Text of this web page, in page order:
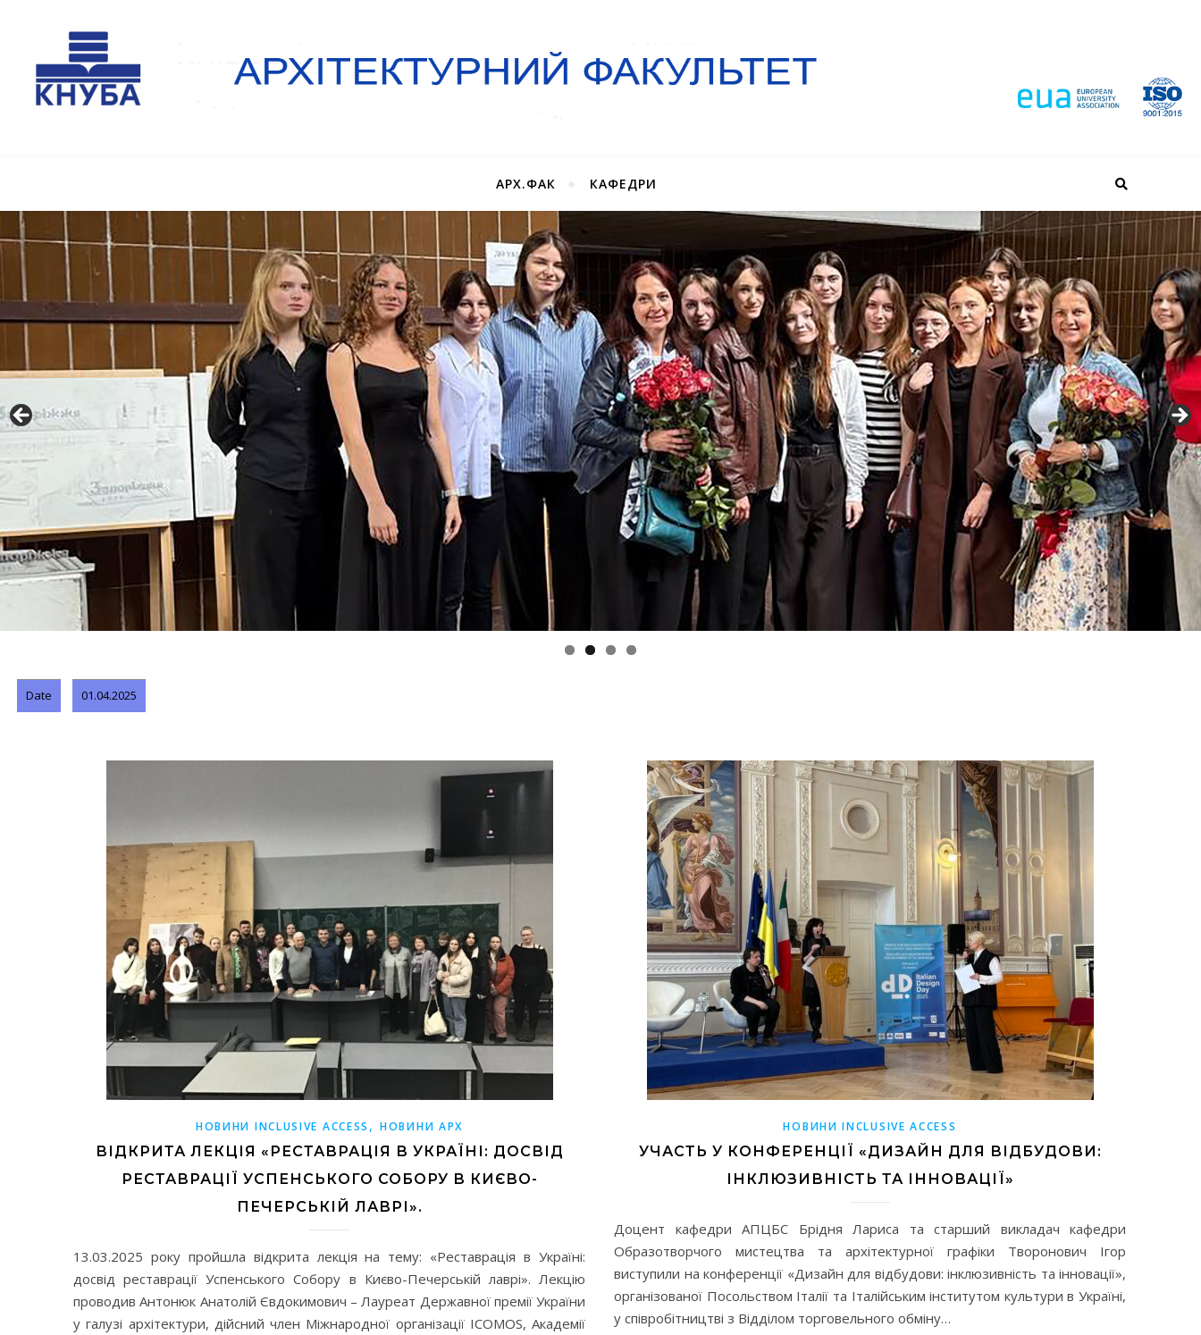
АРХ.ФАК КАФЕДРИ
Date 01.04.2025
НОВИНИ INCLUSIVE ACCESS ,НОВИНИ АРХ
ВІДКРИТА ЛЕКЦІЯ «РЕСТАВРАЦІЯ В УКРАЇНІ: ДОСВІД
РЕСТАВРАЦІЇ УСПЕНСЬКОГО СОБОРУ В КИЄВО-
ПЕЧЕРСЬКІЙ ЛАВРІ».
13.03.2025 року пройшла відкрита лекція на тему: «Реставрація в Україні:
досвід реставрації Успенського Собору в Києво-Печерській лаврі». Лекцію
проводив Антонюк Анатолій Євдокимович – Лауреат Державної премії України
у галузі архітектури, дійсний член Міжнародної організації ICOMOS, Академії
НОВИНИ INCLUSIVE ACCESS
УЧАСТЬ У КОНФЕРЕНЦІЇ «ДИЗАЙН ДЛЯ ВІДБУДОВИ:
ІНКЛЮЗИВНІСТЬ ТА ІННОВАЦІЇ»
Доцент кафедри АПЦБС Брідня Лариса та старший викладач кафедри
Образотворчого мистецтва та архітектурної графіки Творонович Ігор
виступили на конференції «Дизайн для відбудови: інклюзивність та інновації»,
організованої Посольством Італії та Італійським інститутом культури в Україні,
у співробітництві з Відділом торговельного обміну…